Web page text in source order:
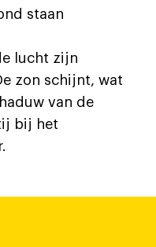
staan
lucht zijn
zon schijnt, wat
van de
bij het